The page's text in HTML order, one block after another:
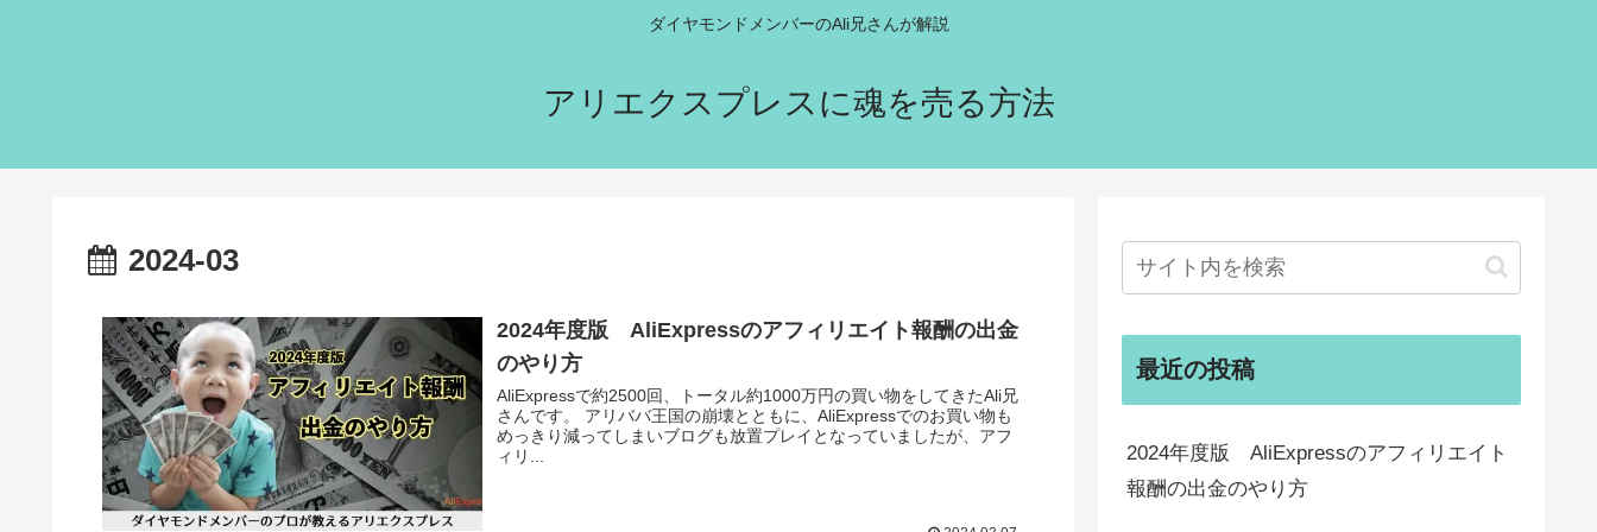
ダイヤモンドメンバーのAli兄さんが解説
アリエクスプレスに魂を売る方法
2024-03
2024年度版 AliExpressのアフィリエイト報酬の出金
のやり方
AliExpressで約2500回、トータル約1000万円の買い物をしてきたAli兄
さんです。 アリババ王国の崩壊とともに、AliExpressでのお買い物も
めっきり減ってしまいブログも放置プレイとなっていましたが、アフ
ィリ...
最近の投稿
2024年度版 AliExpressのアフィリエイト
報酬の出金のやり方